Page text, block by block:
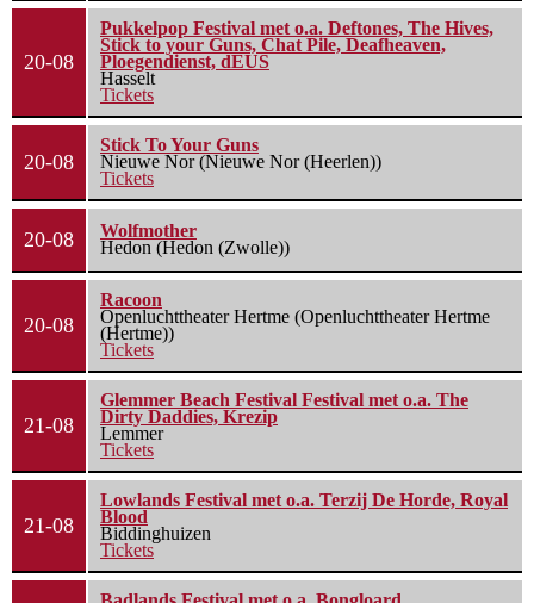
20-08
Pukkelpop Festival met o.a. Deftones, The Hives,
Stick to your Guns, Chat Pile, Deafheaven,
Ploegendienst, dEUS
Hasselt
Tickets
20-08
Stick To Your Guns
Nieuwe Nor (Nieuwe Nor (Heerlen))
Tickets
20-08
Wolfmother
Hedon (Hedon (Zwolle))
20-08
Racoon
Openluchttheater Hertme (Openluchttheater Hertme
(Hertme))
Tickets
21-08
Glemmer Beach Festival Festival met o.a. The
Dirty Daddies, Krezip
Lemmer
Tickets
21-08
Lowlands Festival met o.a. Terzij De Horde, Royal
Blood
Biddinghuizen
Tickets